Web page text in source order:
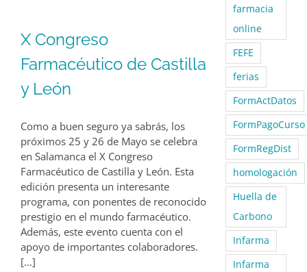
X Congreso
Farmacéutico de Castilla
y León
Como a buen seguro ya sabrás, los
próximos 25 y 26 de Mayo se celebra
en Salamanca el X Congreso
Farmacéutico de Castilla y León. Esta
edición presenta un interesante
programa, con ponentes de reconocido
prestigio en el mundo farmacéutico.
Además, este evento cuenta con el
apoyo de importantes colaboradores.
[...]
farmacia
online
FEFE
ferias
FormActDatos
FormPagoCurso
FormRegDist
homologación
Huella de
Carbono
Infarma
Infarma